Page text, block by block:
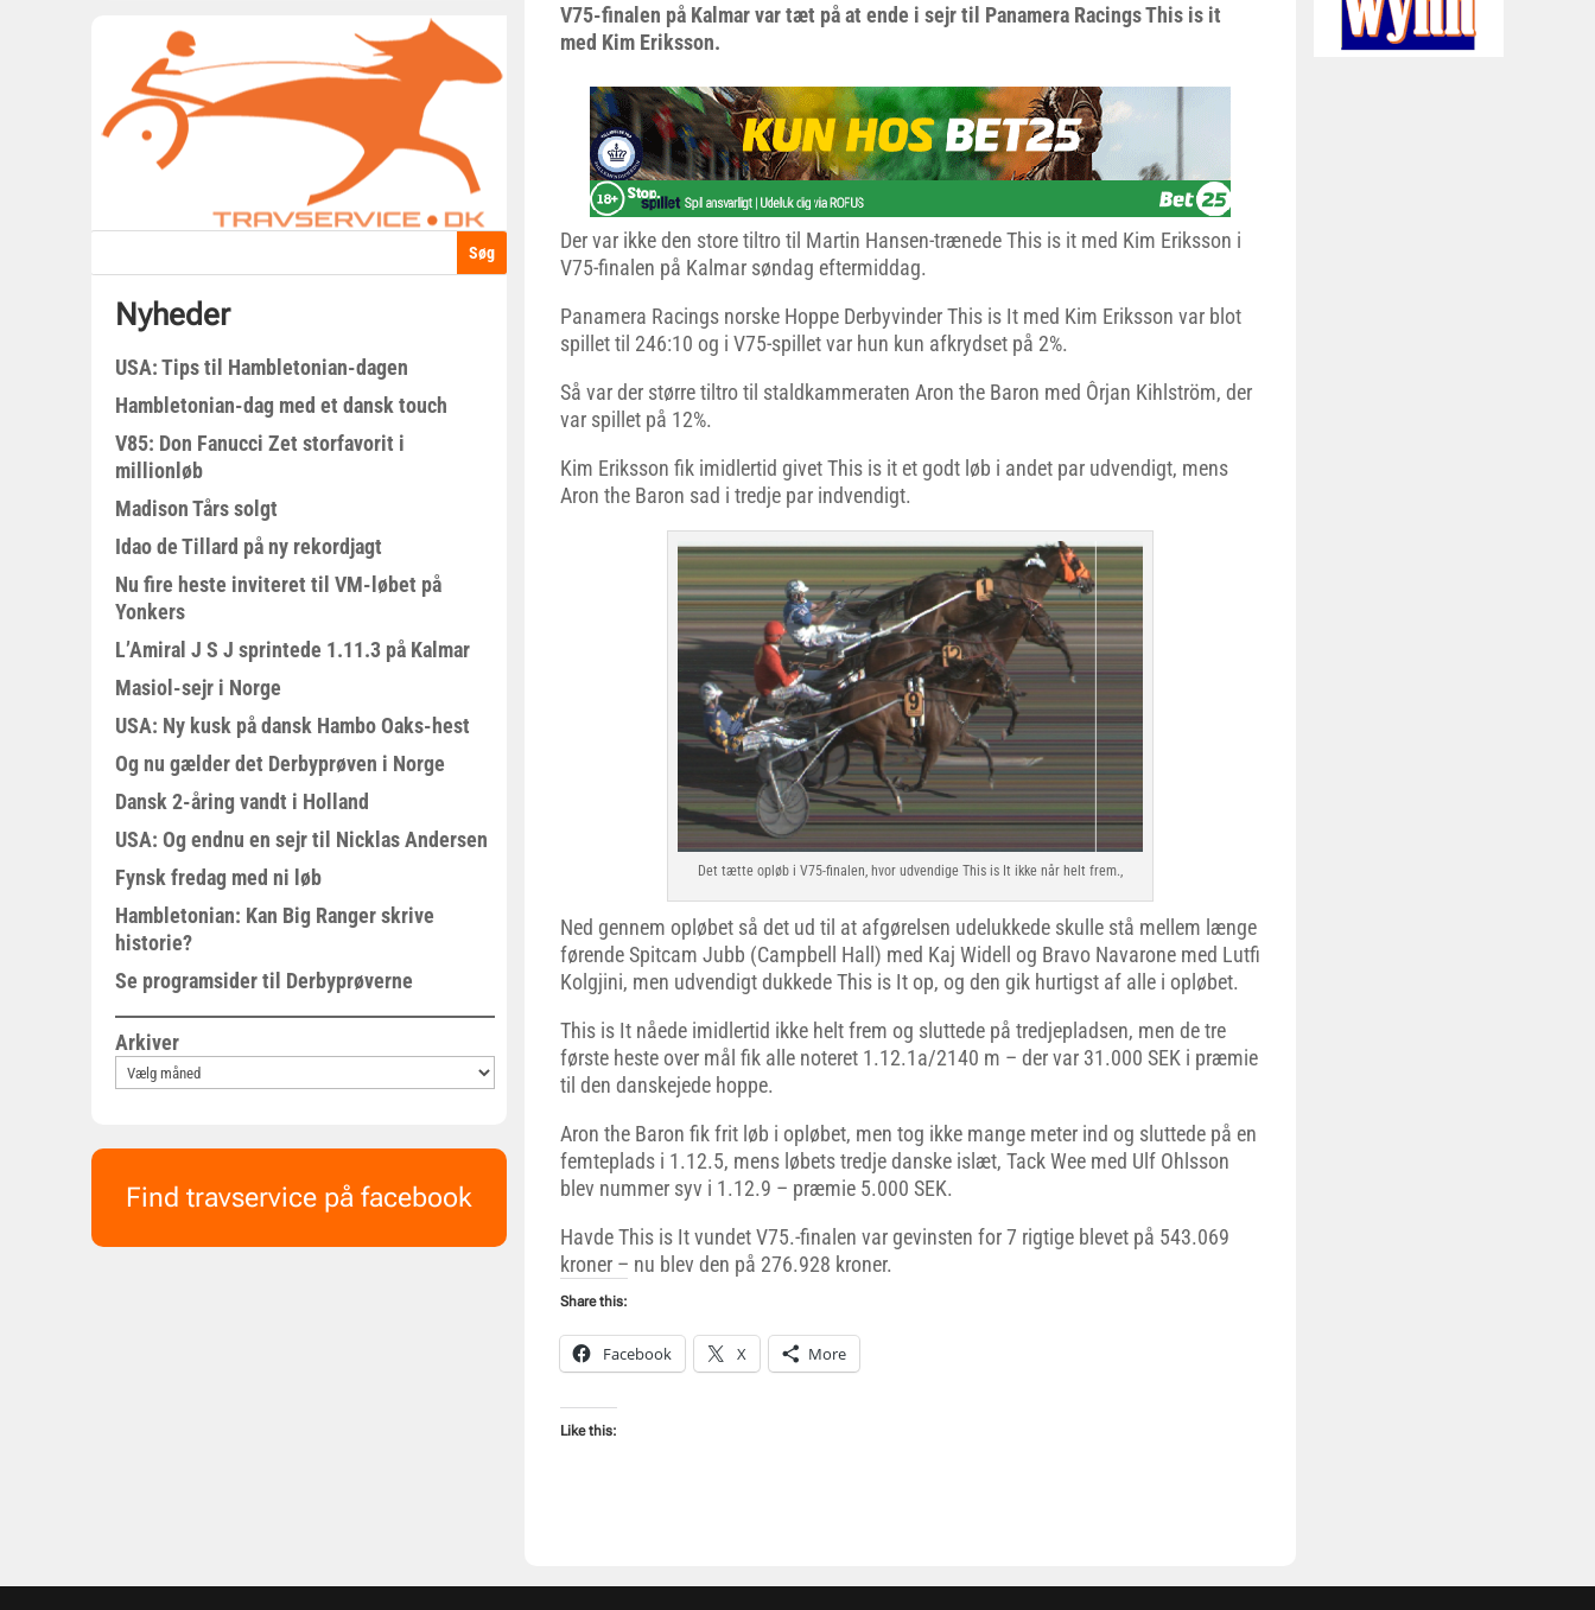
Nyheder
USA: Tips til Hambletonian-dagen
Hambletonian-dag med et dansk touch
V85: Don Fanucci Zet storfavorit i
millionløb
Madison Tårs solgt
Idao de Tillard på ny rekordjagt
Nu fire heste inviteret til VM-løbet på
Yonkers
L’Amiral J S J sprintede 1.11.3 på Kalmar
Masiol-sejr i Norge
USA: Ny kusk på dansk Hambo Oaks-hest
Og nu gælder det Derbyprøven i Norge
Dansk 2-åring vandt i Holland
USA: Og endnu en sejr til Nicklas Andersen
Fynsk fredag med ni løb
Hambletonian: Kan Big Ranger skrive
historie?
Se programsider til Derbyprøverne
Arkiver
Find travservice på facebook
V75-finalen på Kalmar var tæt på at ende i sejr til Panamera Racings This is it
med Kim Eriksson.
Der var ikke den store tiltro til Martin Hansen-trænede This is it med Kim Eriksson i
V75-finalen på Kalmar søndag eftermiddag.
Panamera Racings norske Hoppe Derbyvinder This is It med Kim Eriksson var blot
spillet til 246:10 og i V75-spillet var hun kun afkrydset på 2%.
Så var der større tiltro til staldkammeraten Aron the Baron med Ôrjan Kihlström, der
var spillet på 12%.
Kim Eriksson fik imidlertid givet This is it et godt løb i andet par udvendigt, mens
Aron the Baron sad i tredje par indvendigt.
Det tætte opløb i V75-finalen, hvor udvendige This is It ikke når helt frem.,
Ned gennem opløbet så det ud til at afgørelsen udelukkede skulle stå mellem længe
førende Spitcam Jubb (Campbell Hall) med Kaj Widell og Bravo Navarone med Lutfi
Kolgjini, men udvendigt dukkede This is It op, og den gik hurtigst af alle i opløbet.
This is It nåede imidlertid ikke helt frem og sluttede på tredjepladsen, men de tre
første heste over mål fik alle noteret 1.12.1a/2140 m – der var 31.000 SEK i præmie
til den danskejede hoppe.
Aron the Baron fik frit løb i opløbet, men tog ikke mange meter ind og sluttede på en
femteplads i 1.12.5, mens løbets tredje danske islæt, Tack Wee med Ulf Ohlsson
blev nummer syv i 1.12.9 – præmie 5.000 SEK.
Havde This is It vundet V75.-finalen var gevinsten for 7 rigtige blevet på 543.069
kroner – nu blev den på 276.928 kroner.
Share this:
Facebook X More
Like this: